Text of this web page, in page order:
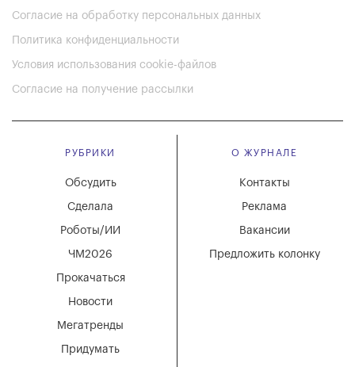
Согласие на обработку персональных данных
Политика конфиденциальности
Условия использования cookie-файлов
Согласие на получение рассылки
РУБРИКИ
Мегатренды
Придумать
Новости
Обсудить
Сделала
Роботы/ИИ
ЧМ2026
Прокачаться
О ЖУРНАЛЕ
Вакансии
Реклама
Контакты
Предложить колонку